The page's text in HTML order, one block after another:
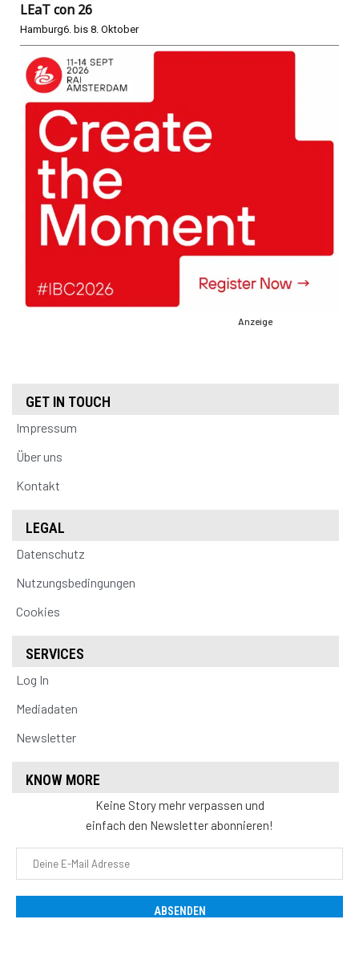
LEaT con 26
Hamburg6. bis 8. Oktober
Anzeige
GET IN TOUCH
Impressum
Über uns
Kontakt
LEGAL
Datenschutz
Nutzungsbedingungen
Cookies
SERVICES
Log In
Mediadaten
Newsletter
KNOW MORE
Keine Story mehr verpassen und
einfach den Newsletter abonnieren!